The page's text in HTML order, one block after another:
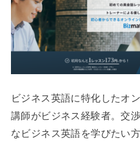
ビジネス英語に特化したオ
講師がビジネス経験者。交
なビジネス英語を学びたい